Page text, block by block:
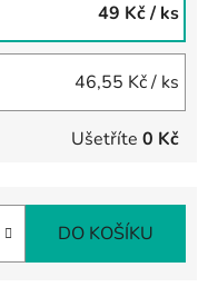
49 Kč/ ks
46,55 Kč/ ks
Ušetříte 0 Kč
DO KOŠÍKU